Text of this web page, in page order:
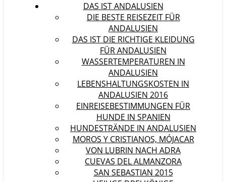
DAS IST ANDALUSIEN
DIE BESTE REISEZEIT FÜR
ANDALUSIEN
DAS IST DIE RICHTIGE KLEIDUNG
FÜR ANDALUSIEN
WASSERTEMPERATUREN IN
ANDALUSIEN
LEBENSHALTUNGSKOSTEN IN
ANDALUSIEN 2016
EINREISEBESTIMMUNGEN FÜR
HUNDE IN SPANIEN
HUNDESTRÄNDE IN ANDALUSIEN
MOROS Y CRISTIANOS, MÓJACAR
VON LUBRIN NACH ADRA
CUEVAS DEL ALMANZORA
SAN SEBASTIAN 2015